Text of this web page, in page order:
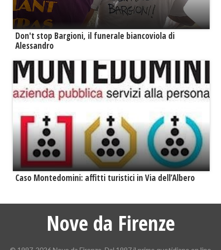
Don't stop Bargioni, il funerale biancoviola di
Alessandro
Caso Montedomini: affitti turistici in Via dell’Albero
Nove da Firenze